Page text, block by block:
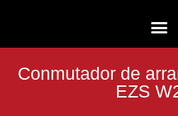
Conmutador de
EZS